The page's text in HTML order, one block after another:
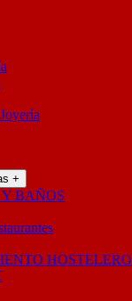
+
BAÑOS
HOSTELERO